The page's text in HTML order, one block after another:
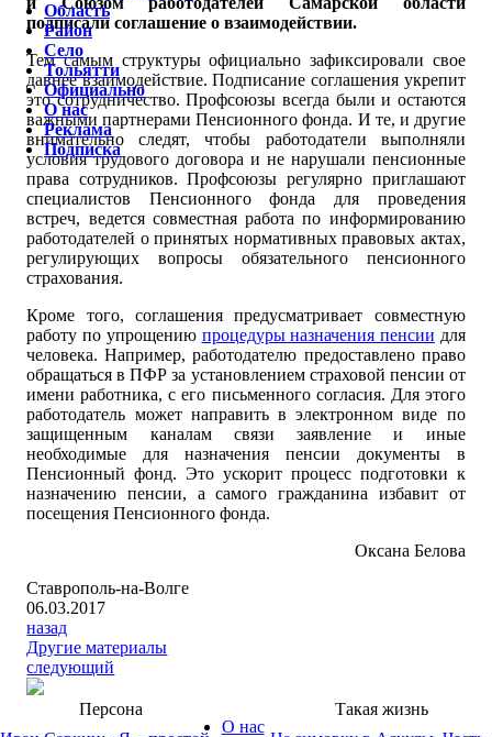
подписали соглашение о взаимодействии.
Тем самым структуры официально зафиксировали свое
давнее взаимодействие. Подписание соглашения укрепит
это сотрудничество. Профсоюзы всегда были и остаются
важными партнерами Пенсионного фонда. И те, и другие
внимательно следят, чтобы работодатели выполняли
условия трудового договора и не нарушали пенсионные
права сотрудников. Профсоюзы регулярно приглашают
специалистов Пенсионного фонда для проведения
встреч, ведется совместная работа по информированию
работодателей о принятых нормативных правовых актах,
регулирующих вопросы обязательного пенсионного
страхования.
Кроме того, соглашения предусматривает совместную
работу по упрощению процедуры назначения пенсии для
человека. Например, работодателю предоставлено право
обращаться в ПФР за установлением страховой пенсии от
имени работника, с его письменного согласия. Для этого
работодатель может направить в электронном виде по
защищенным каналам связи заявление и иные
необходимые для назначения пенсии документы в
Пенсионный фонд. Это ускорит процесс подготовки к
назначению пенсии, а самого гражданина избавит от
посещения Пенсионного фонда.
Оксана Белова
Ставрополь-на-Волге
06.03.2017
назад
Другие материалы
следующий
Персона
Такая жизнь
О нас
Область
Район
Село
Тольятти
Официально
О нас
Реклама
Подписка